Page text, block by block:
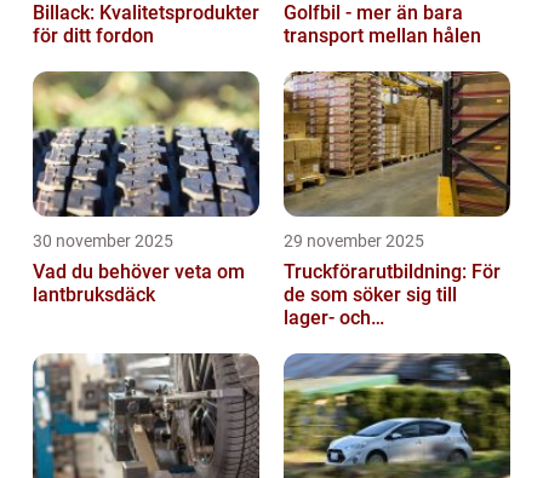
Billack: Kvalitetsprodukter
för ditt fordon
Golfbil - mer än bara
transport mellan hålen
30 november 2025
Vad du behöver veta om
lantbruksdäck
29 november 2025
Truckförarutbildning: För
de som söker sig till
lager- och